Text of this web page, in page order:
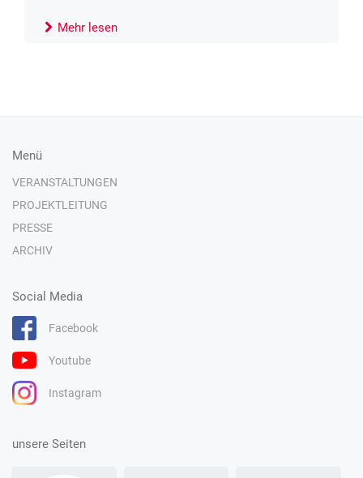
Mehr lesen
Menü
VERANSTALTUNGEN
PROJEKTLEITUNG
PRESSE
ARCHIV
Social Media
Facebook
Youtube
Instagram
unsere Seiten